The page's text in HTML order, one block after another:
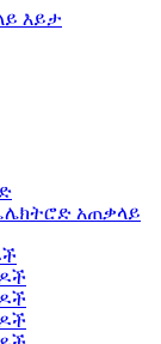
እይታ
አጠቃላይ